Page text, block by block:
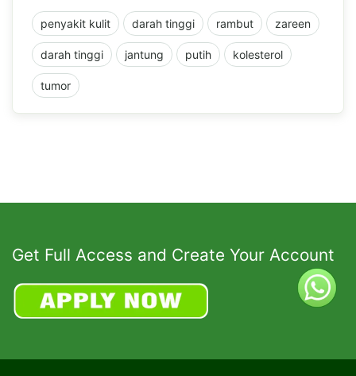
penyakit kulit darah tinggi rambut zareen
darah tinggi jantung putih kolesterol
tumor
Get Full Access and Create Your Account